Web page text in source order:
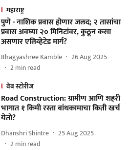
महाराष्ट्र
पुणे - नाशिक प्रवास होणार जलद; २ तासांचा
प्रवास अवघ्या २० मिनिटांवर, कुठून कसा
असणार एलिव्हेटेड मार्ग?
Bhagyashree Kamble
26 Aug 2025
2min read
वेब स्टोरीज
Road Construction: ग्रामीण आणि शहरी
भागात १ किमी रस्ता बांधकामाचा किती खर्च
येतो?
Dhanshri Shintre
25 Aug 2025
2min read